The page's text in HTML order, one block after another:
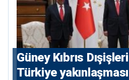
Güney Kıbrıs
Türkiye